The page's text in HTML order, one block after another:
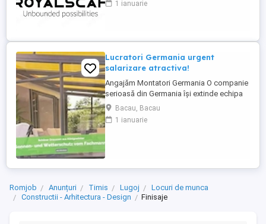
8500 lei luna în funcție de experienta, cu
intre salarii; - ...
1 ianuarie
Lucratori Germania urgent
salarizare atractiva!
Angajăm Montatori Germania O companie
serioasă din Germania își extinde echipa
și caută minimum 2, ideal 4 montatori
pentru montajul de: acoperișuri pentru
terase; sisteme din aluminiu; sisteme
Bacau, Bacau
1 ianuarie
Romjob Anunțuri Timis Lugoj
Locuri de munca
Constructii - Arhitectura - Design
Finisaje